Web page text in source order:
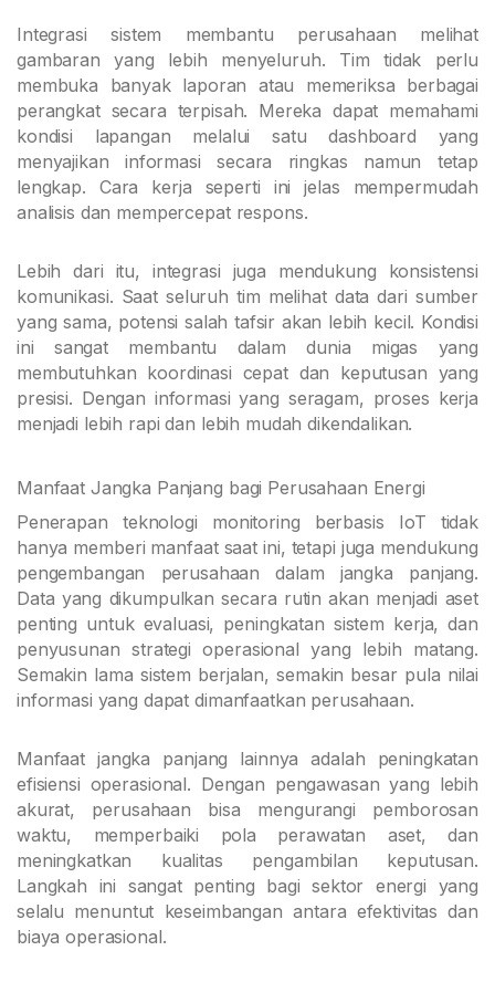
Integrasi sistem membantu perusahaan melihat
gambaran yang lebih menyeluruh. Tim tidak perlu
membuka banyak laporan atau memeriksa berbagai
perangkat secara terpisah. Mereka dapat memahami
kondisi lapangan melalui satu dashboard yang
menyajikan informasi secara ringkas namun tetap
lengkap. Cara kerja seperti ini jelas mempermudah
analisis dan mempercepat respons.
Lebih dari itu, integrasi juga mendukung konsistensi
komunikasi. Saat seluruh tim melihat data dari sumber
yang sama, potensi salah tafsir akan lebih kecil. Kondisi
ini sangat membantu dalam dunia migas yang
membutuhkan koordinasi cepat dan keputusan yang
presisi. Dengan informasi yang seragam, proses kerja
menjadi lebih rapi dan lebih mudah dikendalikan.
Manfaat Jangka Panjang bagi Perusahaan Energi
Penerapan teknologi monitoring berbasis IoT tidak
hanya memberi manfaat saat ini, tetapi juga mendukung
pengembangan perusahaan dalam jangka panjang.
Data yang dikumpulkan secara rutin akan menjadi aset
penting untuk evaluasi, peningkatan sistem kerja, dan
penyusunan strategi operasional yang lebih matang.
Semakin lama sistem berjalan, semakin besar pula nilai
informasi yang dapat dimanfaatkan perusahaan.
Manfaat jangka panjang lainnya adalah peningkatan
efisiensi operasional. Dengan pengawasan yang lebih
akurat, perusahaan bisa mengurangi pemborosan
waktu, memperbaiki pola perawatan aset, dan
meningkatkan kualitas pengambilan keputusan.
Langkah ini sangat penting bagi sektor energi yang
selalu menuntut keseimbangan antara efektivitas dan
biaya operasional.